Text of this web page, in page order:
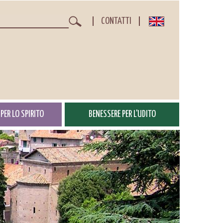
CONTATTI
LO SPIRITO BENESSERE PER L'UDITO